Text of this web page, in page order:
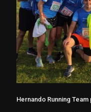
Hernando Running